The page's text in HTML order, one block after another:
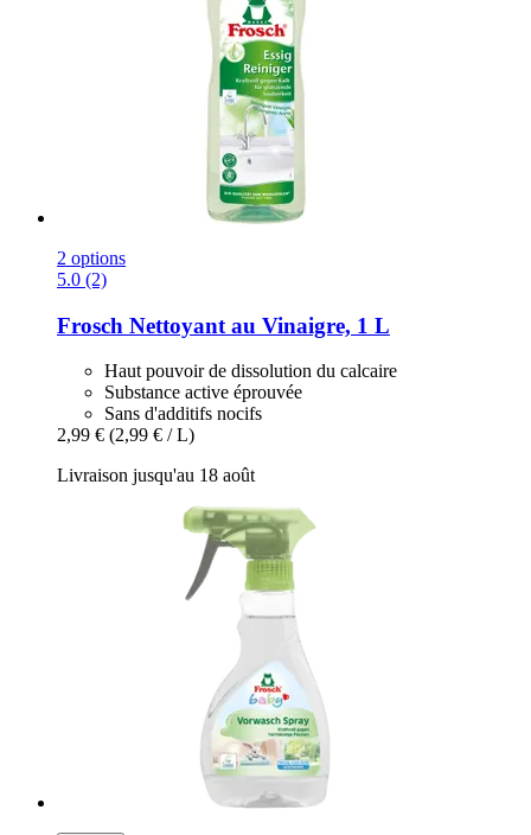
2 options
5.0 (2)
Frosch Nettoyant au Vinaigre, 1 L
Haut pouvoir de dissolution du calcaire
Substance active éprouvée
Sans d'additifs nocifs
2,99 € (2,99 € / L)
Livraison jusqu'au 18 août